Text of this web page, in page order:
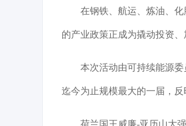
在钢铁、航运、炼油、
的产业政策正成为撬动投资
本次活动由可持续能源
迄今为止规模最大的一届，
荷兰国王威廉-亚历山大